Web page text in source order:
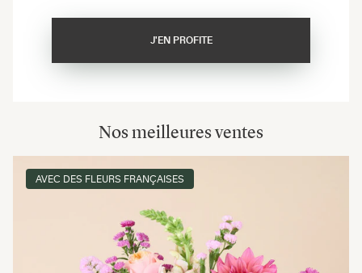
J'EN PROFITE
Nos meilleures ventes
AVEC DES FLEURS FRANÇAISES